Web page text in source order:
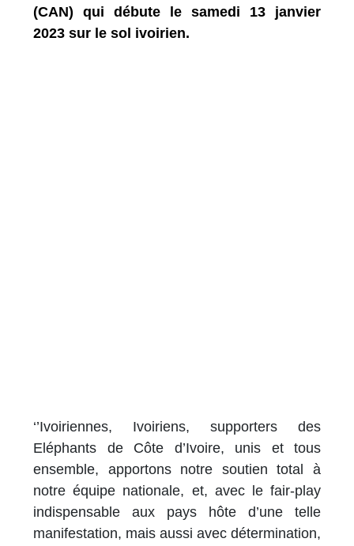
(CAN) qui débute le samedi 13 janvier
2023 sur le sol ivoirien.
‘’Ivoiriennes, Ivoiriens, supporters des
Eléphants de Côte d’Ivoire, unis et tous
ensemble, apportons notre soutien total à
notre équipe nationale, et, avec le fair-play
indispensable aux pays hôte d’une telle
manifestation, mais aussi avec détermination,